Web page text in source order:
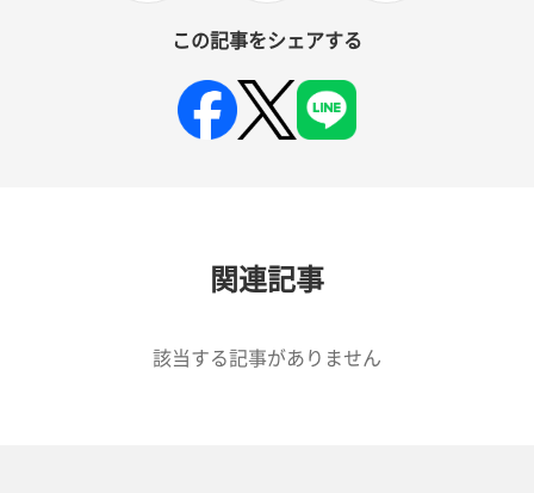
この記事をシェアする
関連記事
該当する記事がありません